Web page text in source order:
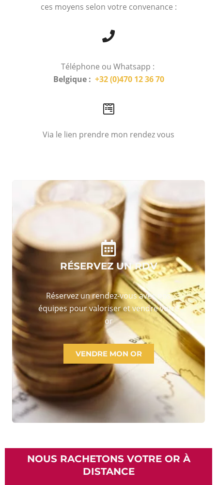
ces moyens selon votre convenance :
Téléphone ou Whatsapp :
Belgique : +32 (0)470 12 36 70
Via le lien prendre mon rendez vous
RÉSERVEZ UN RDV
Réservez un rendez-vous avec nos
équipes pour valoriser et vendre votre
or
VENDRE MON OR
NOUS RACHETONS VOTRE OR À
DISTANCE